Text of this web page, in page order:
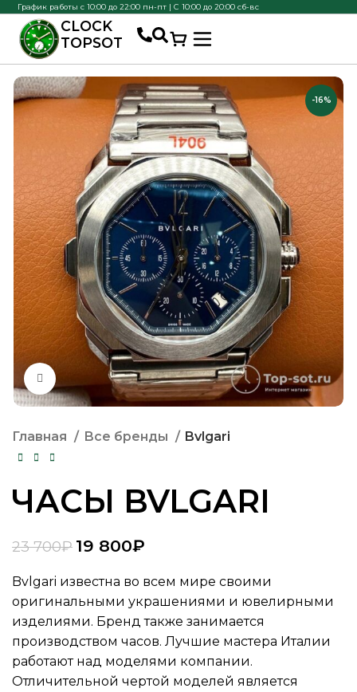
График работы с 10:00 до 22:00 пн-пт | С 10:00 до 20:00 сб-вс
CLOCK
TOPSOT
-16%
Нажмите, чтобы увеличить
Главная Все бренды Bvlgari
ЧАСЫ BVLGARI
23 700₽ 19 800₽
Bvlgari известна во всем мире своими
оригинальными украшениями и ювелирными
изделиями. Бренд также занимается
производством часов. Лучшие мастера Италии
работают над моделями компании.
Отличительной чертой моделей является